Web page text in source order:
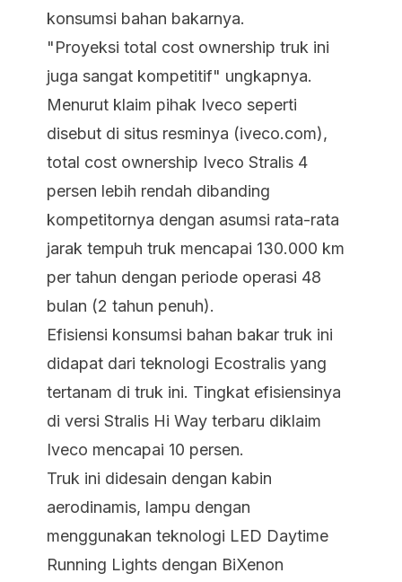
konsumsi bahan bakarnya.
"Proyeksi total cost ownership truk ini
juga sangat kompetitif" ungkapnya.
Menurut klaim pihak Iveco seperti
disebut di situs resminya (iveco.com),
total cost ownership Iveco Stralis 4
persen lebih rendah dibanding
kompetitornya dengan asumsi rata-rata
jarak tempuh truk mencapai 130.000 km
per tahun dengan periode operasi 48
bulan (2 tahun penuh).
Efisiensi konsumsi bahan bakar truk ini
didapat dari teknologi Ecostralis yang
tertanam di truk ini. Tingkat efisiensinya
di versi Stralis Hi Way terbaru diklaim
Iveco mencapai 10 persen.
Truk ini didesain dengan kabin
aerodinamis, lampu dengan
menggunakan teknologi LED Daytime
Running Lights dengan BiXenon